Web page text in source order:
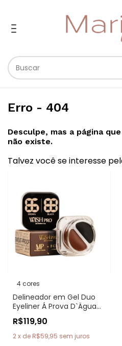
Erro - 404
Desculpe, mas a página
não existe.
Talvez você se interesse
4 cores
Delineador em Gel Duo
Eyeliner Á Prova D`Ägua
Michelly Palma
R$119,90
2x de R$59,95 sem juros